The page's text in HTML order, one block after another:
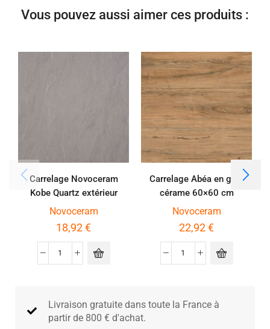
Vous pouvez aussi aimer ces produits :
Carrelage Novoceram
Kobe Quartz extérieur
60×60 cm épaisseur 2 cm
Novoceram
18,92€
Carrelage Abéa en grès
cérame 60×60 cm
épaisseur 2 cm coloris
Novoceram
22,92€
Livraison gratuite dans toute la France à
partir de 800 € d'achat​.